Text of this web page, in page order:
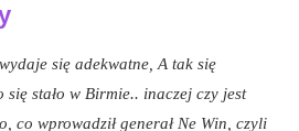
się adekwatne, A tak się
się stało w Birmie.. inaczej czy jest
co wprowadził generał Ne Win, czyli